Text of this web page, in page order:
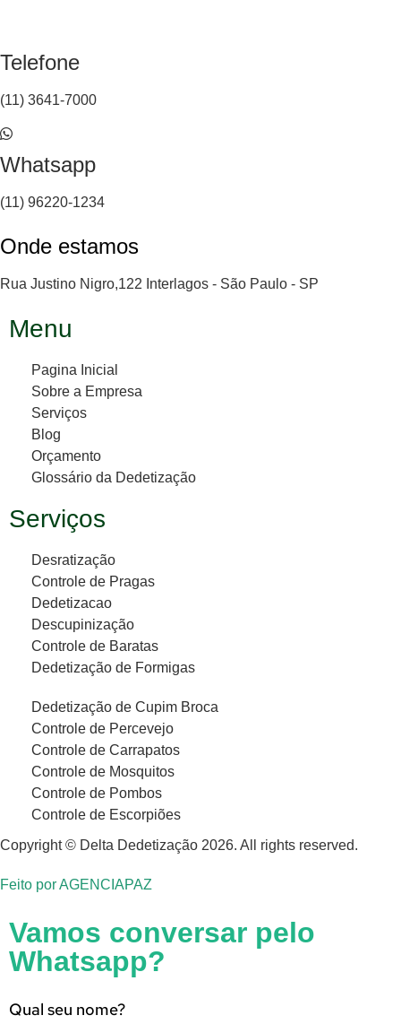
Telefone
(11) 3641-7000
Whatsapp
(11) 96220-1234
Onde estamos
Rua Justino Nigro,122 Interlagos - São Paulo - SP
Menu
Pagina Inicial
Sobre a Empresa
Serviços
Blog
Orçamento
Glossário da Dedetização
Serviços
Desratização
Controle de Pragas
Dedetizacao
Descupinização
Controle de Baratas
Dedetização de Formigas
Dedetização de Cupim Broca
Controle de Percevejo
Controle de Carrapatos
Controle de Mosquitos
Controle de Pombos
Controle de Escorpiões
Copyright © Delta Dedetização 2026. All rights reserved.
Feito porAGENCIAPAZ
Vamos conversar pelo
Whatsapp?
Qual seu nome?